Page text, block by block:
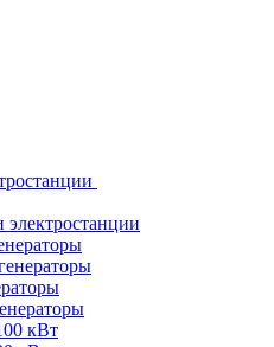
электростанции
кВт